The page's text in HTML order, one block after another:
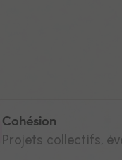
Cohésion
Projets collectifs,